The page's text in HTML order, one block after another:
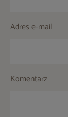
Adres e-mail
Komentarz